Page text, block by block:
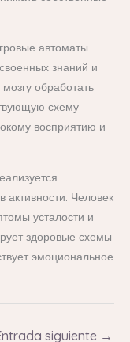
автоматы
знаний и
обработать
схему
восприятию и
Человек
усталости и
здоровые схемы
эмоциональное
siguiente →